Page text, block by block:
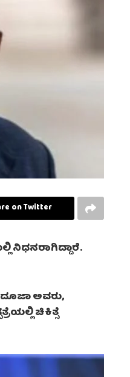
on Twitter
ನಿಧನರಾಗಿದ್ದಾರೆ.
ಅವರು,
ಚಿಕಿತ್ಸೆ